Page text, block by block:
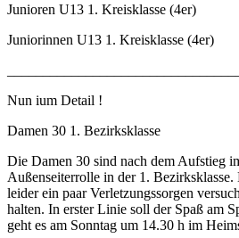
Junioren U13 1. Kreisklasse (4er)
Juniorinnen U13 1. Kreisklasse (4er)
Nun ium Detail !
Damen 30 1. Bezirksklasse
Die Damen 30 sind nach dem Aufstieg
Außenseiterrolle in der 1.
leider ein paar Verletzungssorgen
halten. In erster Linie soll der Spaß am
geht es am Sonntag um 14.30 h im